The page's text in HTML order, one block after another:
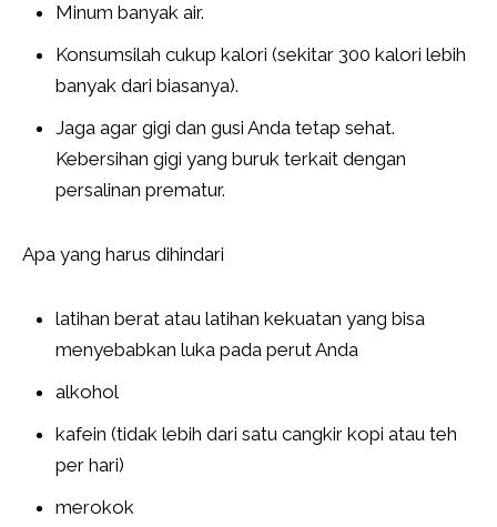
Minum banyak air.
Konsumsilah cukup kalori (sekitar 300 kalori lebih
banyak dari biasanya).
Jaga agar gigi dan gusi Anda tetap sehat.
Kebersihan gigi yang buruk terkait dengan
persalinan prematur.
Apa yang harus dihindari
latihan berat atau latihan kekuatan yang bisa
menyebabkan luka pada perut Anda
alkohol
kafein (tidak lebih dari satu cangkir kopi atau teh
per hari)
merokok